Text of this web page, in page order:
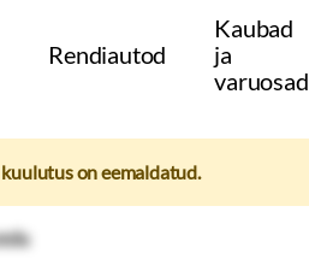
Rendiautod
Kaubad
ja
varuosad
on eemaldatud.